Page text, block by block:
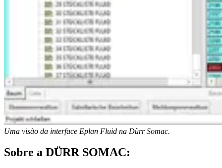
Uma visão da interface Eplan Fluid na Dürr Somac.
Sobre a DÜRR SOMAC: